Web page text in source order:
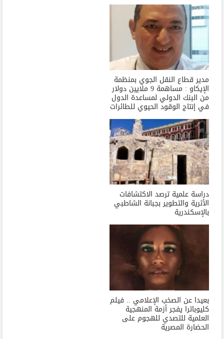
مدير قطاع النقل الجوي بمنظمة
الإيكاو : مساهمة 9 ملايين دولار
من البنك الدولي لمساعدة الدول
في إنتاج الوقود الحيوي للطائرات
دراسة علمية ترصد الاكتشافات
الأثرية والتطوير بجبانة الشاطبي
بالإسكندرية
بعيدا عن الصخب الإعلامي .. فيلم
كليوباترا يفجر أزمة المنهجية
العلمية للتصدي للهجوم على
الحضارة المصرية